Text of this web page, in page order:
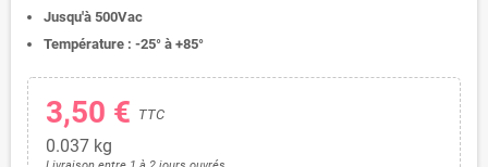
Jusqu'à 500Vac
Température : -25° à +85°
3,50 € TTC
0.037 kg